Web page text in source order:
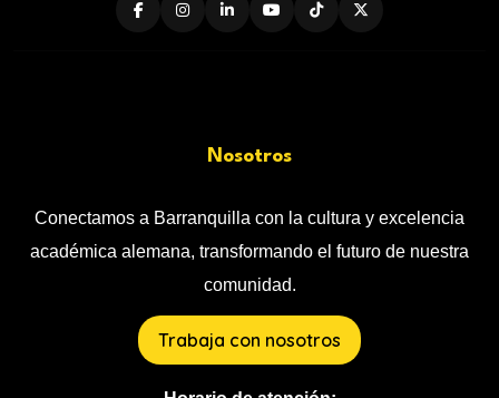
Nosotros
Conectamos a Barranquilla con la cultura y excelencia
académica alemana, transformando el futuro de nuestra
comunidad.
Trabaja con nosotros